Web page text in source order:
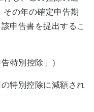
その年の確定申告期
申告書を提出するこ
特別控除」）
特別控除に減額され